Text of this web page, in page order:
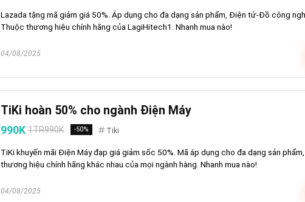
Lazada tặng mã giảm giá 50%. Áp dụng cho đa dạng sản phẩm, Điện tử-Đồ công
Thuộc thương hiệu chính hãng của LagiHitech1. Nhanh mua nào!
04/08/2025
TiKi hoàn 50% cho ngành Điện Máy
990K 1TR990K -50% Tiki
TiKi khuyến mãi Điện Máy đạp giá giảm sốc 50%. Mã áp dụng cho đa dạng sản
thương hiệu chính hãng khác nhau của mọi ngành hàng. Nhanh mua nào!
04/08/2025